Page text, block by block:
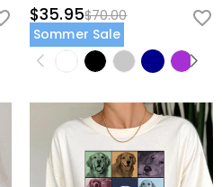
$35.95$70.00
Sommer Sale